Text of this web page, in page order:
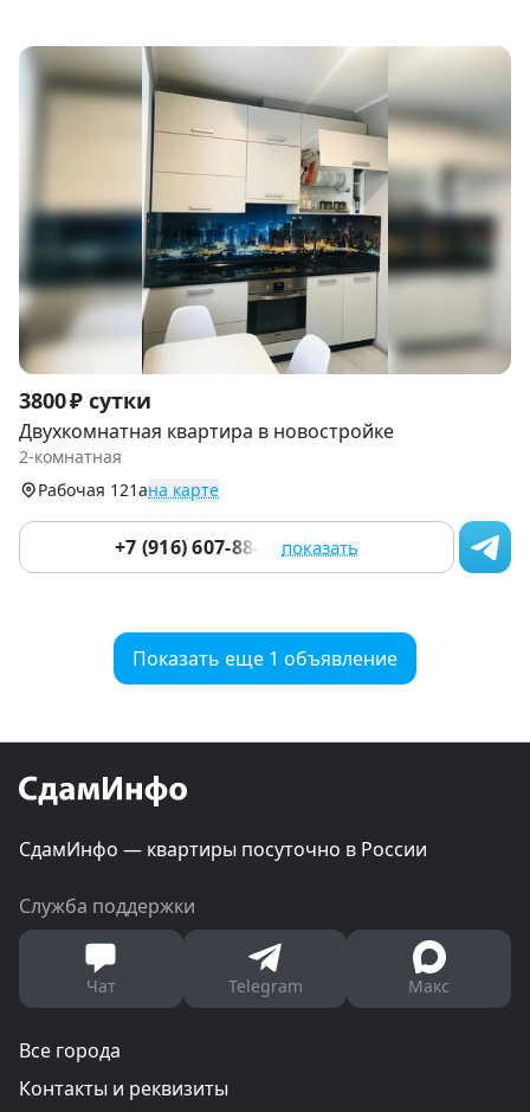
Item
1
of
3800 ₽ сутки
Двухкомнатная квартира в новостройке
2-комнатная
Рабочая 121ана карте
+7 (916) 607-88-05 показать
Показать еще 1 объявление
СдамИнфо — квартиры посуточно в России
Служба поддержки
Чат Telegram Макс
Все города
Контакты и реквизиты